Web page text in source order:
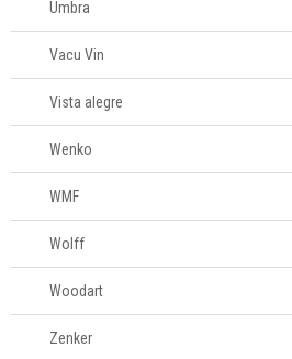
Umbra
Vacu Vin
Vista alegre
Wenko
WMF
Wolff
Woodart
Zenker